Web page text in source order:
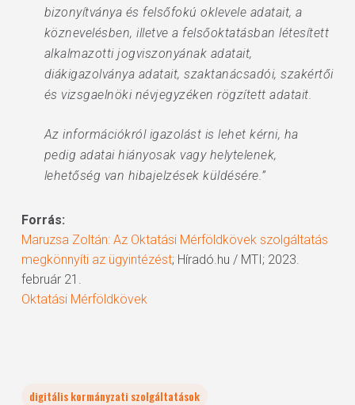
bizonyítványa és felsőfokú oklevele adatait, a
köznevelésben, illetve a felsőoktatásban létesített
alkalmazotti jogviszonyának adatait,
diákigazolványa adatait, szaktanácsadói, szakértői
és vizsgaelnöki névjegyzéken rögzített adatait.
Az információkról igazolást is lehet kérni, ha
pedig adatai hiányosak vagy helytelenek,
lehetőség van hibajelzések küldésére.”
Forrás:
Maruzsa Zoltán: Az Oktatási Mérföldkövek szolgáltatás
megkönnyíti az ügyintézést; Híradó.hu / MTI; 2023.
február 21.
Oktatási Mérföldkövek
digitális kormányzati szolgáltatások